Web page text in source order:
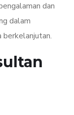
dan
dalam
berkelanjutan.